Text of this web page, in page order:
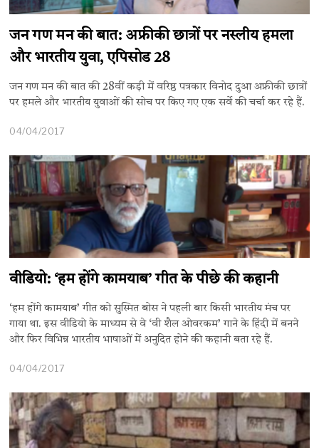
जन गण मन की बात: अफ्रीकी छात्रों पर नस्लीय हमला
और भारतीय युवा, एपिसोड 28
जन गण मन की बात की 28वीं कड़ी में वरिष्ठ पत्रकार विनोद दुआ अफ्रीकी छात्रों
पर हमले और भारतीय युवाओं की सोच पर किए गए एक सर्वे की चर्चा कर रहे हैं.
04/04/2017
वीडियो: ‘हम होंगे कामयाब’ गीत के पीछे की कहानी
‘हम होंगे कामयाब’ गीत को सुस्मित बोस ने पहली बार किसी भारतीय मंच पर
गाया था. इस वीडियो के माध्यम से वे ‘वी शैल ओवरकम’ गाने के हिंदी में बनने
और फिर विभिन्न भारतीय भाषाओं में अनुदित होने की कहानी बता रहे हैं.
04/04/2017